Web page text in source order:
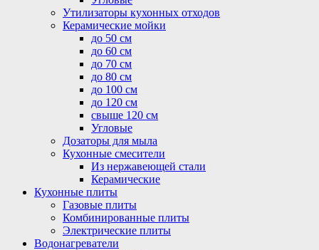
Утилизаторы кухонных отходов
Керамические мойки
до 50 см
до 60 см
до 70 см
до 80 см
до 100 см
до 120 см
свыше 120 см
Угловые
Дозаторы для мыла
Кухонные смесители
Из нержавеющей стали
Керамические
Кухонные плиты
Газовые плиты
Комбинированные плиты
Электрические плиты
Водонагреватели